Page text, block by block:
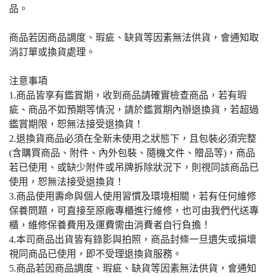
品。
商品若因商品調度、瑕疵、缺貨等因素無法供貨，會通知取
消訂單或換貨處理。
注意事項
1.商品皆享有鑑賞期，收到商品請確實檢查商品，若有瑕
疵、商品不如預期等情況，請於鑑賞期內辦退換貨，若超過
鑑賞期限，恕無法接受退換貨！
2.退換貨商品必須在全新未使用之狀態下，且包裝必須完整
(含購買商品、附件、內外包裝、隨機文件、贈品等)，商品
若已使用、或缺少附件或吊牌拆除狀況下，則視同該商品已
使用，恕無法接受退換貨！
3.商品使用壽命與個人使用習慣及環境相關，若有任何維修
保養問題，可直接至原廠專櫃進行維修，也可由我們代送專
櫃，維修保養費用及運費需由消費者自行負擔！
4.本司商品出貨皆有錄影與拍照，商品封條一旦遺失或損壞
視同商品已使用，即不受理退換貨服務。
5.商品若因商品調度、瑕疵、缺貨等因素無法供貨，會通知